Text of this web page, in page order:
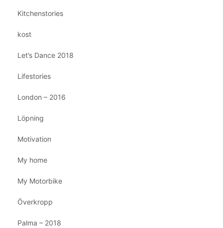
Kitchenstories
kost
Let’s Dance 2018
Lifestories
London – 2016
Löpning
Motivation
My home
My Motorbike
Överkropp
Palma – 2018